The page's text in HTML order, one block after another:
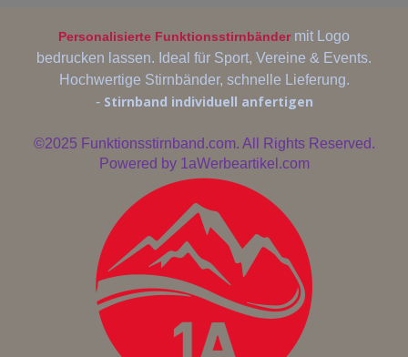
Personalisierte Funktionsstirnbänder mit Logo
bedrucken lassen. Ideal für Sport, Vereine & Events.
Hochwertige Stirnbänder, schnelle Lieferung.
- Stirnband individuell anfertigen
©2025 Funktionsstirnband.com. All Rights Reserved.
Powered by 1aWerbeartikel.com